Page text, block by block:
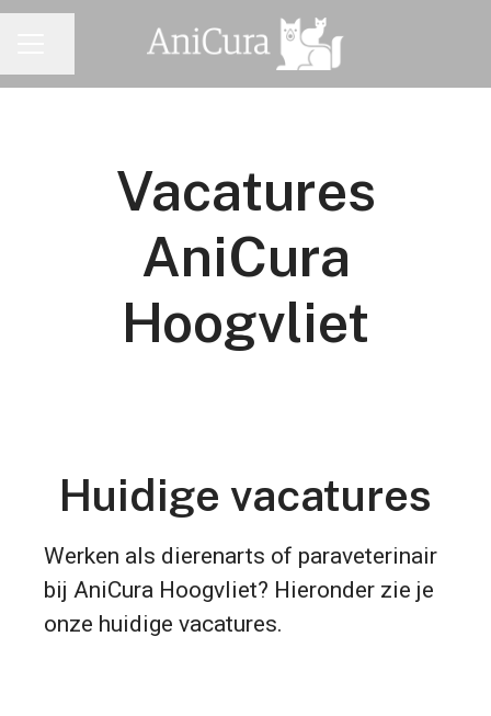
Vacatures
AniCura
Hoogvliet
Huidige vacatures
Werken als dierenarts of paraveterinair
bij AniCura Hoogvliet? Hieronder zie je
onze huidige vacatures.